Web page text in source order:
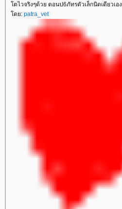
โตไวจริงๆด้วย ตอนป6ภัทรตัวเล็กนิดเดียวเอง
โดย: patra_vet